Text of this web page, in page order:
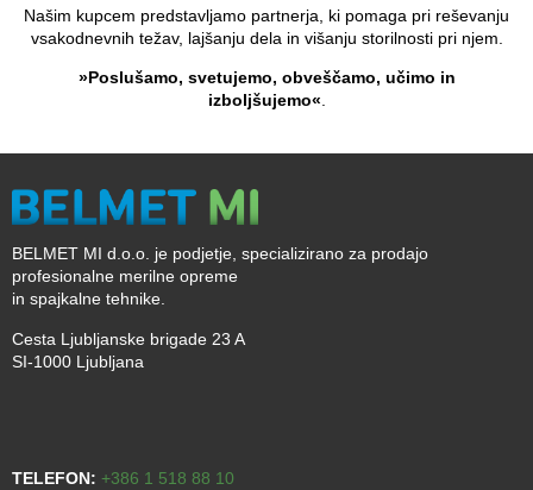
Našim kupcem predstavljamo partnerja, ki pomaga pri reševanju
vsakodnevnih težav, lajšanju dela in višanju storilnosti pri njem.
»Poslušamo, svetujemo, obveščamo, učimo in
izboljšujemo«
BELMET MI d.o.o. je podjetje, specializirano za prodajo
profesionalne merilne opreme
in spajkalne tehnike.
Cesta Ljubljanske brigade 23 A
SI-1000 Ljubljana
TELEFON: +386 1 518 88 10